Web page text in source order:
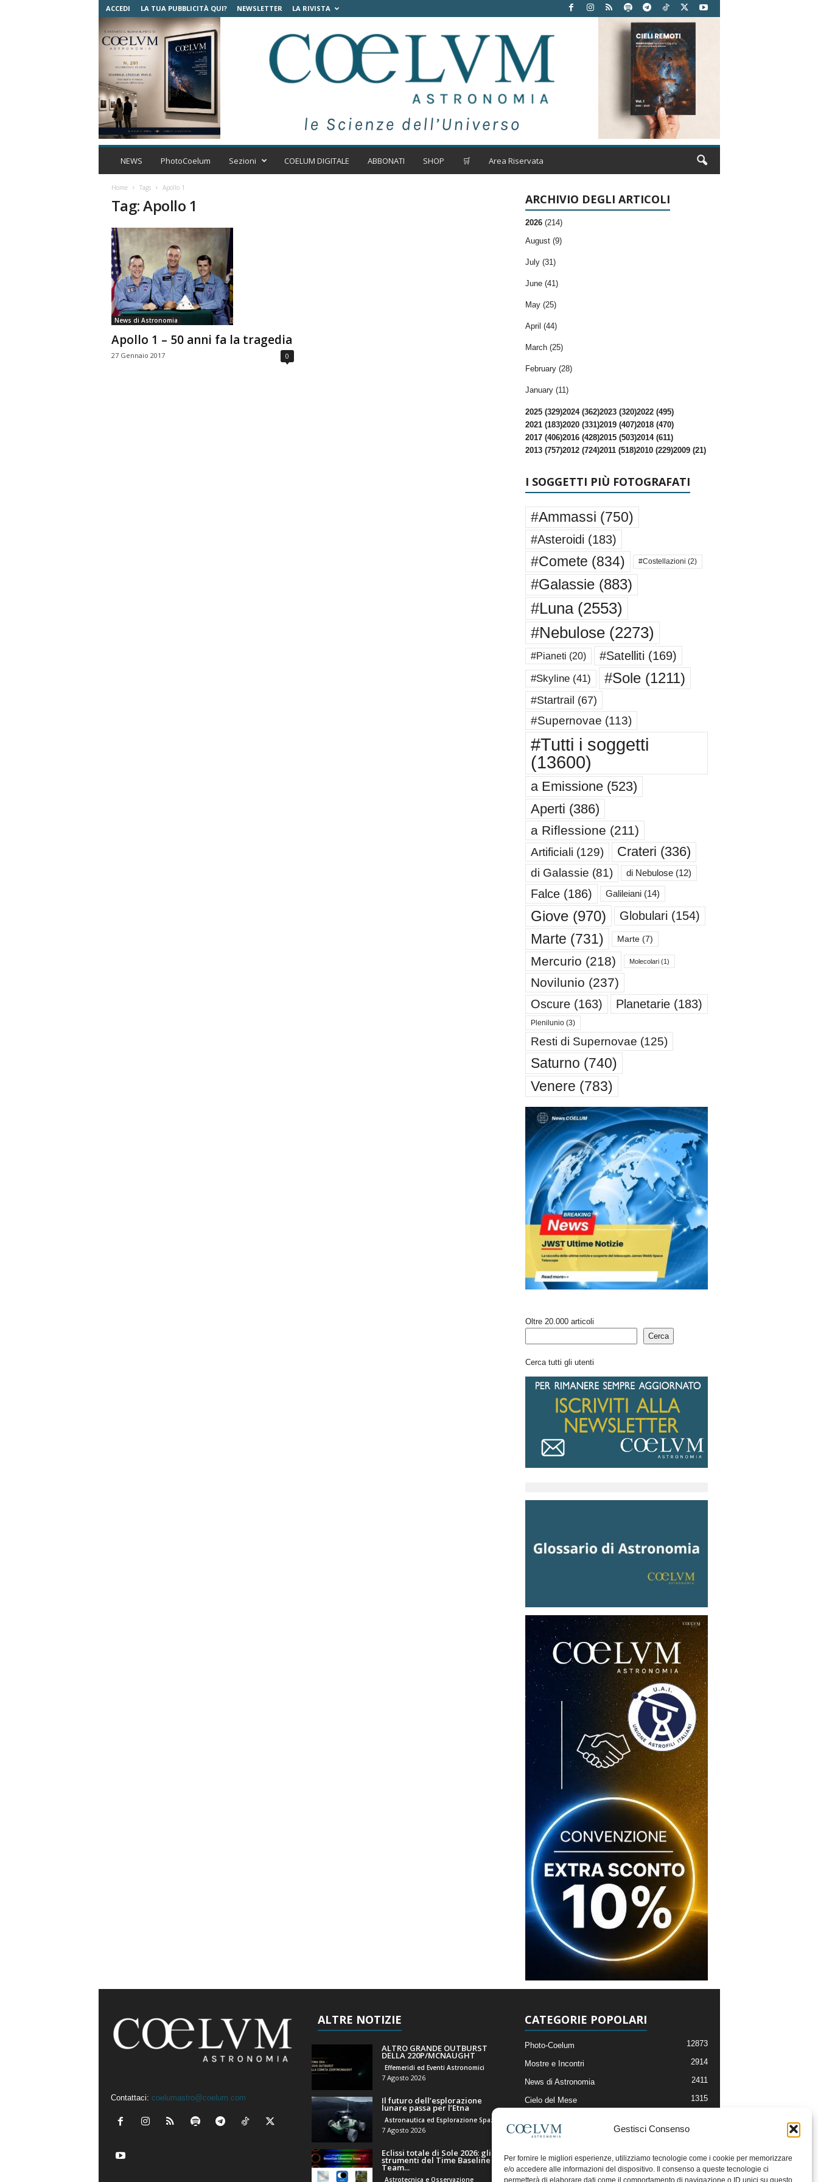
Gestisci Consenso
Per fornire le migliori esperienze, utilizziamo tecnologie come i cookie per memorizzare
e/o accedere alle informazioni del dispositivo. Il consenso a queste tecnologie ci
permetterà di elaborare dati come il comportamento di navigazione o ID unici su questo
ACCEDI LA TUA PUBBLICITÀ QUI? NEWSLETTER LA RIVISTA
C
r
n
o
m
i
a
NEWS PhotoCoelum Sezioni COELUM DIGITALE ABBONATI SHOP 🛒 Area Riservata
Home Tags Apollo 1
Tag: Apollo 1
News di Astronomia
Apollo 1 – 50 anni fa la tragedia
27 Gennaio 2017 0
ARCHIVIO DEGLI ARTICOLI
2026 (214)
August (9)
July (31)
June (41)
May (25)
April (44)
March (25)
February (28)
January (11)
2025 (329)2024 (362)2023 (320)2022 (495)
2021 (183)2020 (331)2019 (407)2018 (470)
2017 (406)2016 (428)2015 (503)2014 (611)
2013 (757)2012 (724)2011 (518)2010 (229)2009 (21)
I SOGGETTI PIÙ FOTOGRAFATI
#Ammassi (750)
#Asteroidi (183)
#Comete (834) #Costellazioni (2)
#Galassie(883)
#Luna(2553)
#Nebulose(2273)
#Pianeti (20) #Satelliti (169)
#Skyline(41) #Sole(1211)
#Startrail (67)
#Supernovae (113)
#Tutti i soggetti
(13600)
a Emissione(523)
Aperti (386)
a Riflessione (211)
Artificiali (129) Crateri (336)
di Galassie (81) di Nebulose(12)
Falce(186) Galileiani(14)
Giove(970) Globulari (154)
Marte (731) Marte(7)
Mercurio (218) Molecolari(1)
Novilunio (237)
Oscure(163) Planetarie(183)
Plenilunio(3)
Resti di Supernovae (125)
Saturno (740)
Venere (783)
Oltre 20.000 articoli
Cerca
Cerca tutti gli utenti
Contattaci: coelumastro@coelum.com
ALTRE NOTIZIE
ALTRO GRANDE OUTBURST
DELLA 220P/MCNAUGHT
Effemeridi ed Eventi Astronomici
7 Agosto 2026
Il futuro dell’esplorazione
lunare passa per l’Etna
7 Agosto 2026
Eclissi totale di Sole 2026: gli
strumenti del Time Baseline
Team...
Astrotecnica e Osservazione
CATEGORIE POPOLARI
Photo-Coelum 12873
Mostre e Incontri 2914
News di Astronomia 2411
Cielo del Mese 1315
Articoli e Risorse On-Line
Il Blog della Redazione